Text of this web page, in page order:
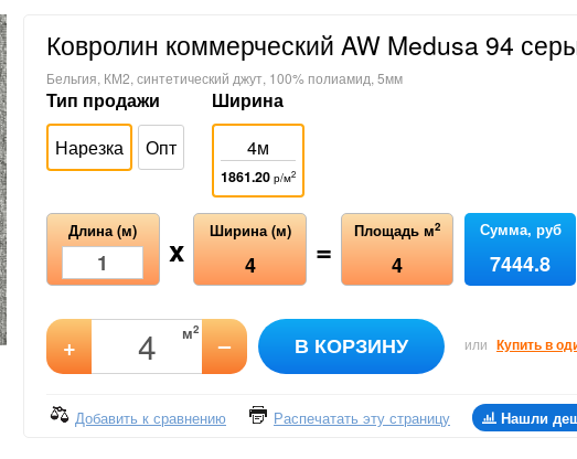
Ковролин коммерческий AW Medusa 94
Бельгия, КМ2, синтетический джут, 100% полиамид, 5мм
Тип продажи
Нарезка
Опт
Ширина
4м
1861.20 р/м2
Длина (м) x Ширина (м)
4 = Площадь м2
4
Сумма, руб
7444.8
+ м2 – В КОРЗИНУ или Купить в
Добавить к сравнению Распечатать эту страницу Нашли